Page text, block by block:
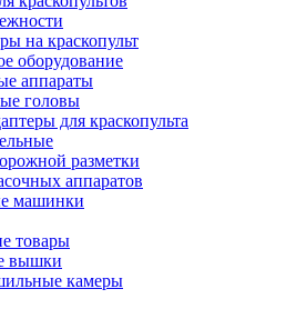
на краскопульт
оборудование
аппараты
головы
для краскопульта
разметки
аппаратов
машинки
товары
вышки
камеры